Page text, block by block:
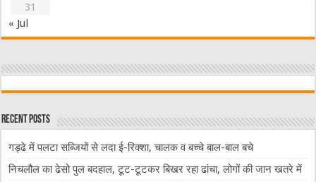
31
« Jul
Recent Posts
गड्ढे में पलटा सब्जियों से लदा ई-रिक्शा, चालक व बच्चे बाल-बाल बचे
निचलौल का ढेसो पुल बदहाल, टूट-टूटकर बिखर रहा ढांचा, लोगों की जान खतरे में